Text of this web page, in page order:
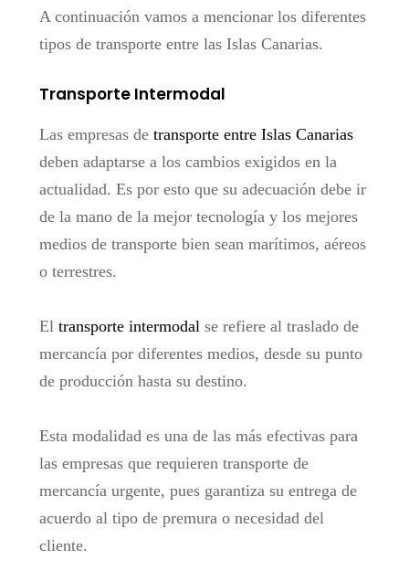
A continuación vamos a mencionar los diferentes
tipos de transporte entre las Islas Canarias.
Transporte Intermodal
Las empresas de transporte entre Islas Canarias
deben adaptarse a los cambios exigidos en la
actualidad. Es por esto que su adecuación debe ir
de la mano de la mejor tecnología y los mejores
medios de transporte bien sean marítimos, aéreos
o terrestres.
El transporte intermodalse refiere al traslado de
mercancía por diferentes medios, desde su punto
de producción hasta su destino.
Esta modalidad es una de las más efectivas para
las empresas que requieren transporte de
mercancía urgente, pues garantiza su entrega de
acuerdo al tipo de premura o necesidad del
cliente.